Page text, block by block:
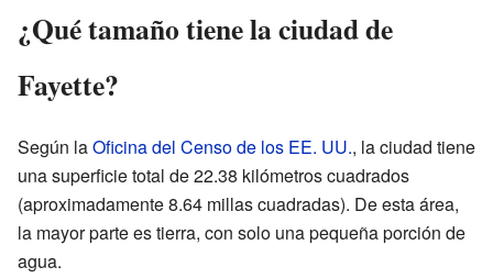
¿Qué tamaño tiene la ciudad de
Fayette?
Según laOficina del Censo de los EE. UU., la ciudad tiene
una superficie total de 22.38 kilómetros cuadrados
(aproximadamente 8.64 millas cuadradas). De esta área,
la mayor parte es tierra, con solo una pequeña porción de
agua.